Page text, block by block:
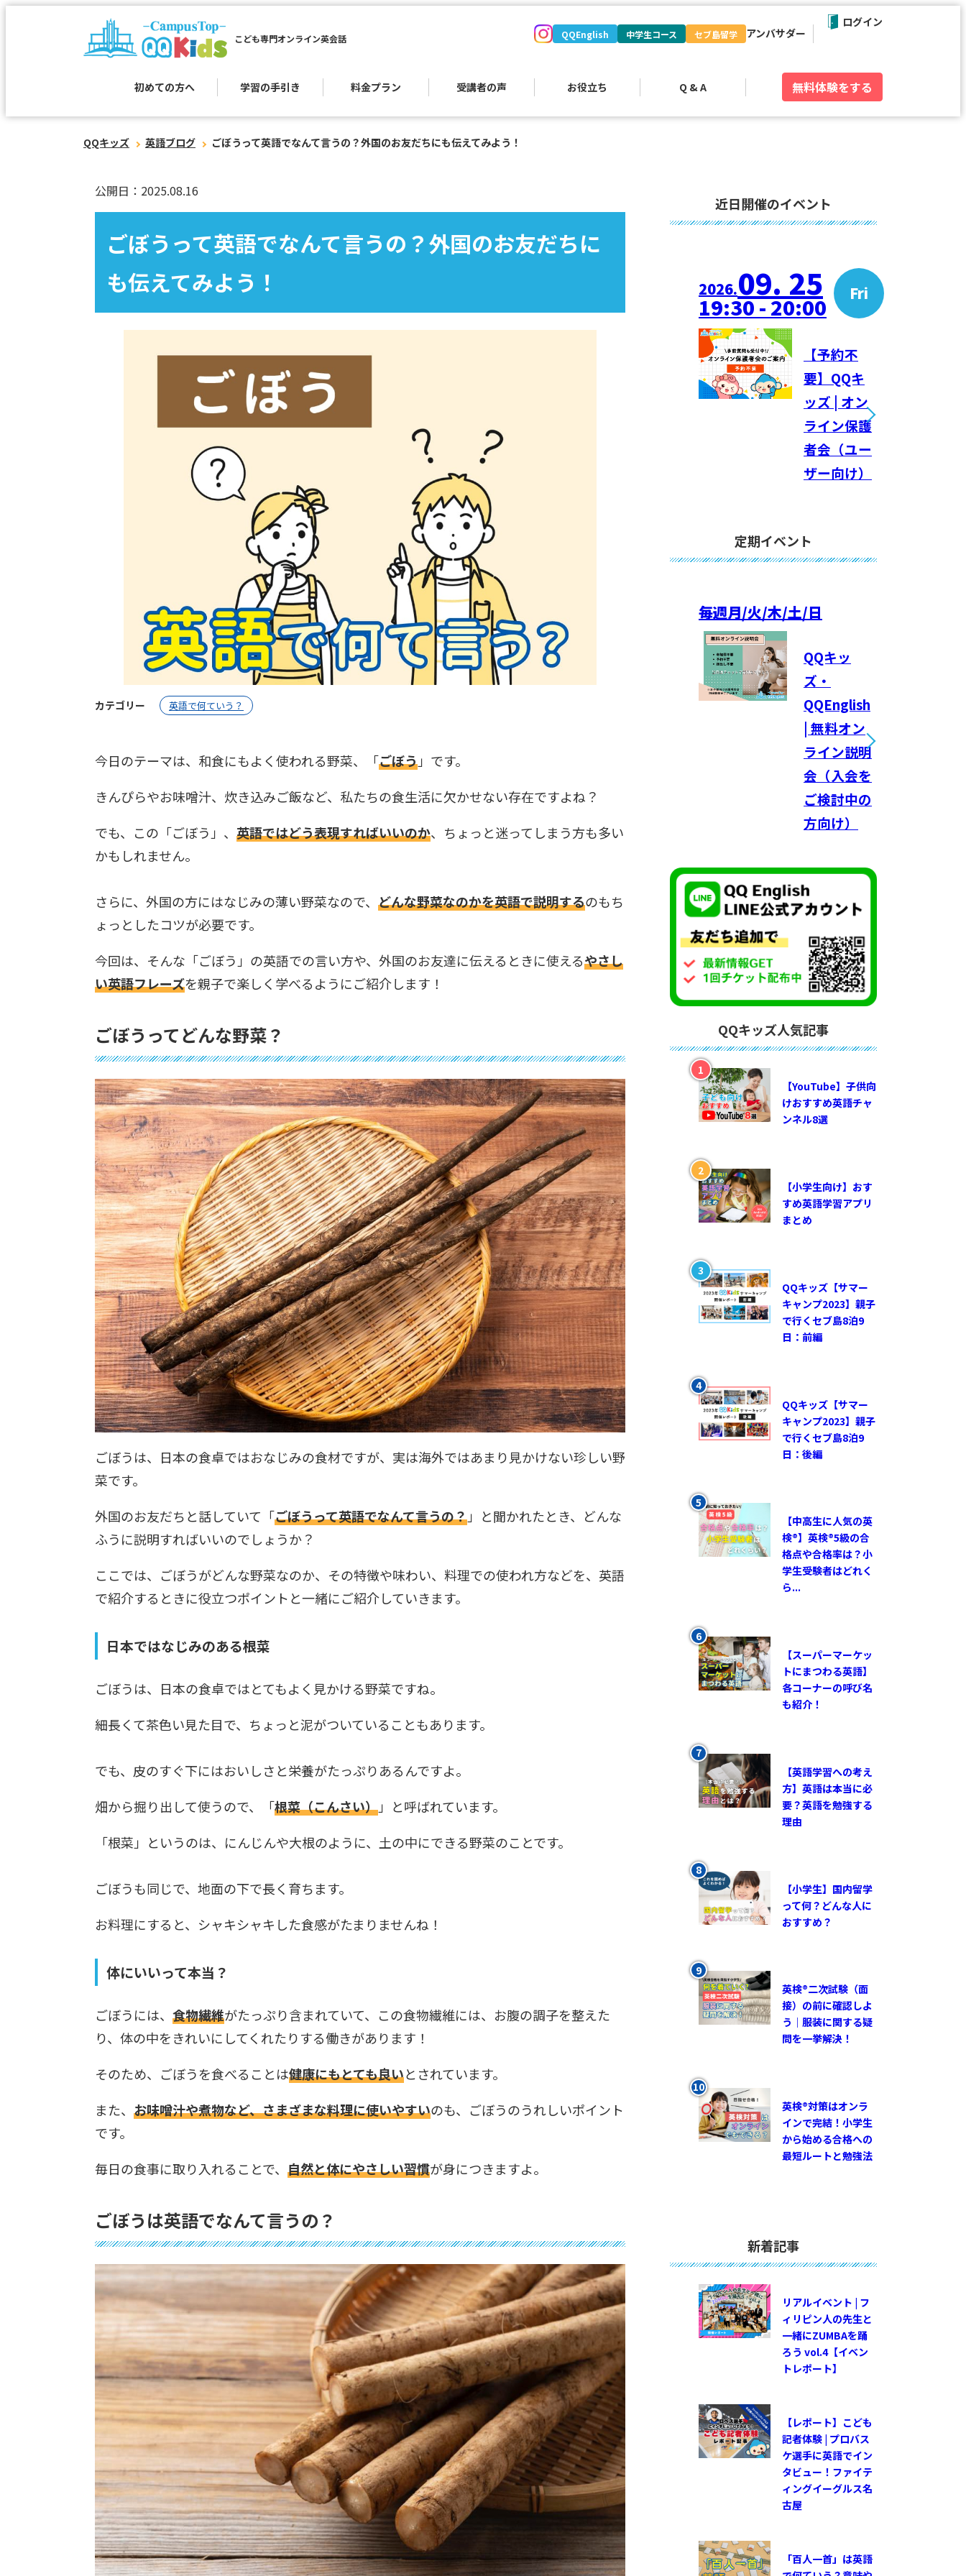
こども専門オンライン英会話
初めての方へ 学習の手引き 料金プラン 受講者の声 お役立ち Q & A
QQEnglish 中学生コース セブ島留学 アンバサダー
無料体験をする
ログイン
QQキッズ 英語ブログ ごぼうって英語でなんて言うの？外国のお友だちにも伝えてみよう！
公開日：2025.08.16
ごぼうって英語でなんて言うの？外国のお友だちに
も伝えてみよう！
カテゴリー 英語で何ていう？
今日のテーマは、和食にもよく使われる野菜、「ごぼう」です。
きんぴらやお味噌汁、炊き込みご飯など、私たちの食生活に欠かせない存在ですよね？
でも、この「ごぼう」、 英語ではどう表現すればいいのか、ちょっと迷ってしまう方も多い
かもしれません。
さらに、外国の方にはなじみの薄い野菜なので、 どんな野菜なのかを英語で説明するのもち
ょっとしたコツが必要です。
今回は、そんな「ごぼう」の英語での言い方や、外国のお友達に伝えるときに使えるやさし
い英語フレーズを親子で楽しく学べるようにご紹介します！
ごぼうってどんな野菜？
ごぼうは、日本の食卓ではおなじみの食材ですが、実は海外ではあまり見かけない珍しい野
菜です。
外国のお友だちと話していて「ごぼうって英語でなんて言うの？」と聞かれたとき、どんな
ふうに説明すればいいのでしょうか？
ここでは、ごぼうがどんな野菜なのか、その特徴や味わい、料理での使われ方などを、英語
で紹介するときに役立つポイントと一緒にご紹介していきます。
日本ではなじみのある根菜
ごぼうは、日本の食卓ではとてもよく見かける野菜ですね。
細長くて茶色い見た目で、ちょっと泥がついていることもあります。
でも、皮のすぐ下にはおいしさと栄養がたっぷりあるんですよ。
畑から掘り出して使うので、「根菜（こんさい）」と呼ばれています。
「根菜」というのは、にんじんや大根のように、土の中にできる野菜のことです。
ごぼうも同じで、地面の下で長く育ちます。
お料理にすると、シャキシャキした食感がたまりませんね！
体にいいって本当？
ごぼうには、 食物繊維がたっぷり含まれていて、この食物繊維には、お腹の調子を整えた
り、体の中をきれいにしてくれたりする働きがあります！
そのため、ごぼうを食べることは健康にもとても良いとされています。
また、 お味噌汁や煮物など、さまざまな料理に使いやすいのも、ごぼうのうれしいポイント
です。
毎日の食事に取り入れることで、 自然と体にやさしい習慣が身につきますよ。
ごぼうは英語でなんて言うの？
近日開催のイベント
2026.09. 25 Fri
19:30 - 20:00
【予約不
要】QQキ
ッズ | オン
ライン保護
者会（ユー
ザー向け）
定期イベント
毎週月/火/木/土/日
QQキッ
ズ・
QQEnglish
| 無料オン
ライン説明
会（入会を
ご検討中の
方向け）
QQキッズ人気記事
【YouTube】子供向
けおすすめ英語チャ
ンネル8選
【小学生向け】おす
すめ英語学習アプリ
まとめ
QQキッズ【サマー
キャンプ2023】親子
で行くセブ島8泊9
日：前編
QQキッズ【サマー
キャンプ2023】親子
で行くセブ島8泊9
日：後編
【中高生に人気の英
検®︎】英検®︎5級の合
格点や合格率は？小
学生受験者はどれく
ら...
【スーパーマーケッ
トにまつわる英語】
各コーナーの呼び名
も紹介！
【英語学習への考え
方】英語は本当に必
要？英語を勉強する
理由
【小学生】国内留学
って何？どんな人に
おすすめ？
英検®︎二次試験（面
接）の前に確認しよ
う｜服装に関する疑
問を一挙解決！
英検®対策はオンラ
インで完結！小学生
から始める合格への
最短ルートと勉強法
新着記事
リアルイベント | フ
ィリピン人の先生と
一緒にZUMBAを踊
ろう vol.4【イベン
トレポート】
【レポート】こども
記者体験 | プロバス
ケ選手に英語でイン
タビュー！ファイテ
ィングイーグルス名
古屋
「百人一首」は英語